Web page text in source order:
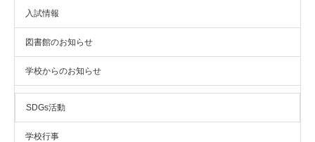
入試情報
図書館のお知らせ
学校からのお知らせ
SDGs活動
学校行事